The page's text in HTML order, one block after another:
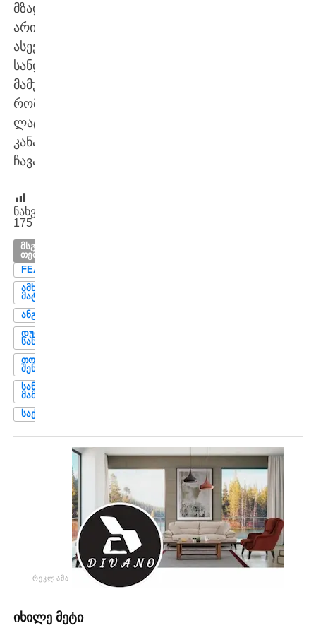
მზად
არის.
ასევე
სანდრო
მამუკელაშვილი,
რომელიც
ლატვიაში
კანადიდან
ჩავა.
ნახვები:
175
ᲛᲡᲒᲐᲕᲡᲘ
ᲗᲔᲛᲔᲑᲘ
FEATURED
ᲐᲛᲮᲐᲜᲐᲒᲣᲠᲘ
ᲛᲐᲢᲩᲘ
ᲐᲜᲒᲝᲚᲐ
ᲓᲣᲓᲐ
ᲡᲐᲜᲐᲫᲔ
ᲗᲝᲠᲜᲘᲙᲔ
ᲨᲔᲜᲒᲔᲚᲘᲐ
ᲡᲐᲜᲓᲠᲝ
ᲛᲐᲛᲣᲙᲔᲚᲐᲨᲕᲘᲚᲘ
ᲡᲐᲥᲐᲠᲗᲕᲔᲚᲝ
ᲠᲔᲙᲚᲐᲛᲐ
ᲘᲮᲘᲚᲔ ᲛᲔᲢᲘ